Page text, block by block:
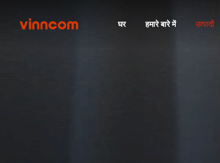
घर हमारे बारे में उत्पादों